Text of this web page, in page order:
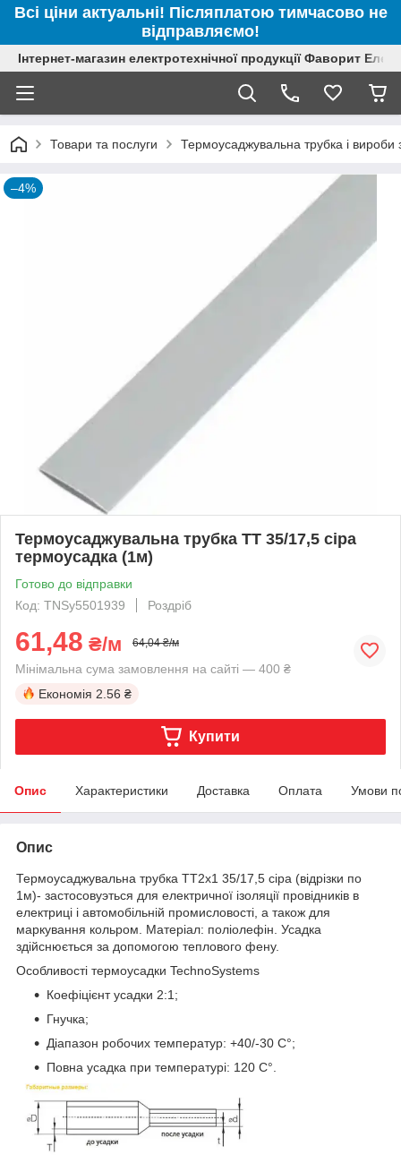
Всі ціни актуальні! Післяплатою тимчасово не
відправляємо!
Інтернет-магазин електротехнічної продукції Фаворит
Товари та послуги Термоусаджувальна трубка і вироби
–4%
Термоусаджувальна трубка ТТ 35/17,5 сіра
термоусадка (1м)
Готово до відправки
Код: TNSy5501939
Роздріб
61,48 ₴/м 64,04 ₴/м
Мінімальна сума замовлення на сайті — 400 ₴
Економія 2.56 ₴
Купити
Опис Характеристики Доставка Оплата Умови
Опис
Термоусаджувальна трубка ТТ2х1 35/17,5 сіра (відрізки по
1м)- застосовуэться для електричної ізоляції провідників в
електриці і автомобільній промисловості, а також для
маркування кольром. Матеріал: поліолефін. Усадка
здійснюється за допомогою теплового фену.
Особливості термоусадки TechnoSystems
Коефіцієнт усадки 2:1;
Гнучка;
Діапазон робочих температур: +40/-30 C°;
Повна усадка при температурі: 120 C°.